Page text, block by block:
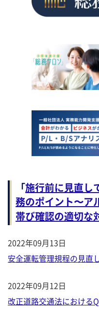
「施行前に見直し
務のポイント〜ア
帯び確認の適切な
2022年09月13日
安全運転管理規程の見直
2022年09月12日
改正道路交通法における